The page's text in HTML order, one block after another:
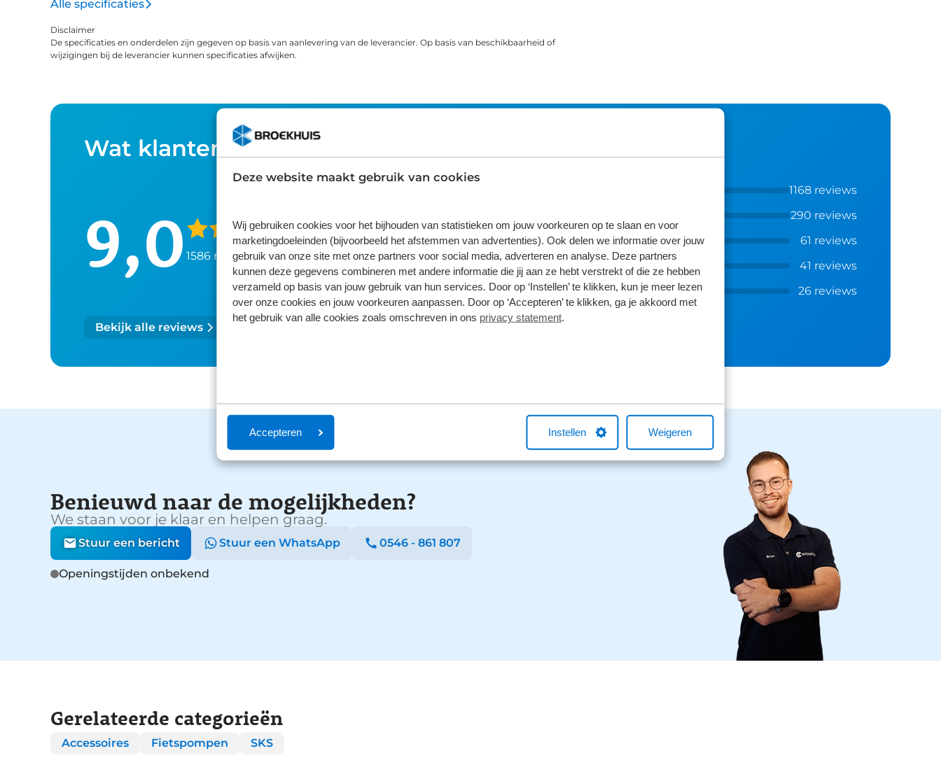
Deze website maakt gebruik van cookies
Wij gebruiken cookies voor het bijhouden van statistieken om jouw voorkeuren op te slaan en voor
marketingdoeleinden (bijvoorbeeld het afstemmen van advertenties). Ook delen we informatie over jouw
gebruik van onze site met onze partners voor social media, adverteren en analyse. Deze partners
kunnen deze gegevens combineren met andere informatie die jij aan ze hebt verstrekt of die ze hebben
verzameld op basis van jouw gebruik van hun services. Door op ‘Instellen’ te klikken, kun je meer lezen
over onze cookies en jouw voorkeuren aanpassen. Door op ‘Accepteren’ te klikken, ga je akkoord met
het gebruik van alle cookies zoals omschreven in ons privacy statement
Accepteren Instellen Weigeren
Alle specificaties
Disclaimer
De specificaties en onderdelen zijn gegeven op basis van aanlevering van de leverancier. Op basis van beschikbaarheid of
wijzigingen bij de leverancier kunnen specificaties afwijken.
Wat klanten over ons zeggen
9,0 1586 reviews
1168 reviews
290 reviews
3 61 reviews
41 reviews
1 26 reviews
Bekijk alle reviews
Benieuwd naar de mogelijkheden?
We staan voor je klaar en helpen graag.
Stuur een bericht Stuur een WhatsApp 0546 - 861 807
Openingstijden onbekend
Gerelateerde categorieën
Accessoires Fietspompen SKS